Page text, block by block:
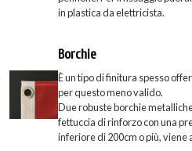
in plastica da elettricista.
Borchie
È un tipo di finitura spesso
per questo meno valido.
Due robuste borchie
fettuccia di rinforzo con una
inferiore di 200cm o più, viene